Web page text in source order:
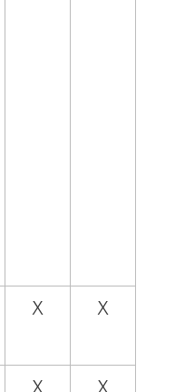
X X
X X